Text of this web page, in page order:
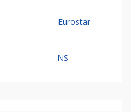
Eurostar
NS